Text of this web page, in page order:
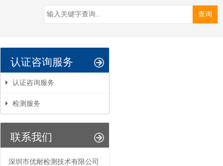
认证咨询服务
认证咨询服务
检测服务
联系我们
深圳市优耐检测技术有限公司